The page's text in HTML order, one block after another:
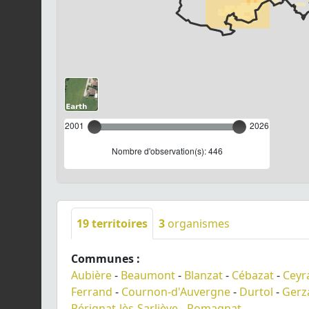
2001 2026
Nombre d'observation(s): 446
19territoires 3 organismes
Communes :
Aubière- Beaumont- Blanzat- Cébazat-
Ferrand - Cournon-d'Auvergne- Durtol -